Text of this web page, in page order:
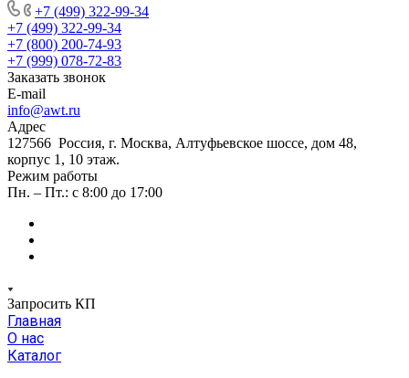
+7 (499) 322-99-34
+7 (499) 322-99-34
+7 (800) 200-74-93
+7 (999) 078-72-83
Заказать звонок
E-mail
info@awt.ru
Адрес
127566 Россия, г. Москва, Алтуфьевское шоссе, дом 48,
корпус 1, 10 этаж.
Режим работы
Пн. – Пт.: с 8:00 до 17:00
Запросить КП
Главная
О нас
Каталог